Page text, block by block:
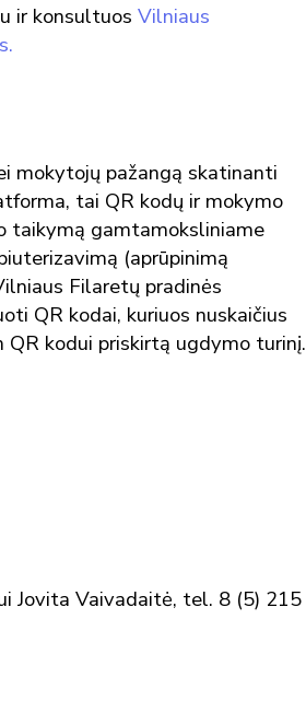
ir konsultuos Vilniaus
mokytojų pažangą skatinanti
tai QR kodų ir mokymo
taikymą gamtamoksliniame
(aprūpinimą
Filaretų pradinės
QR kodai, kuriuos nuskaičius
kodui priskirtą ugdymo turinį.
Jovita Vaivadaitė, tel. 8 (5) 215